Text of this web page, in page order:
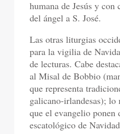
humana de Jesús y
del ángel a S. José.
Las otras liturgias
para la vigilia de
de lecturas. Cabe
al Misal de Bobbio
que representa
galicano-irlandesas);
que el evangelio ponen
escatológico de